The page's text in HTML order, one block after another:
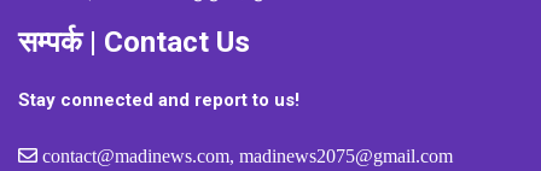
सम्पर्क | Contact Us
Stay connected and report to us!
contact@madinews.com, madinews2075@gmail.com